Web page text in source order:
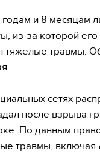
и 8 месяцам
из-за которой его
тяжёлые травмы.
сетях
после взрыва
По данным
травмы, включая